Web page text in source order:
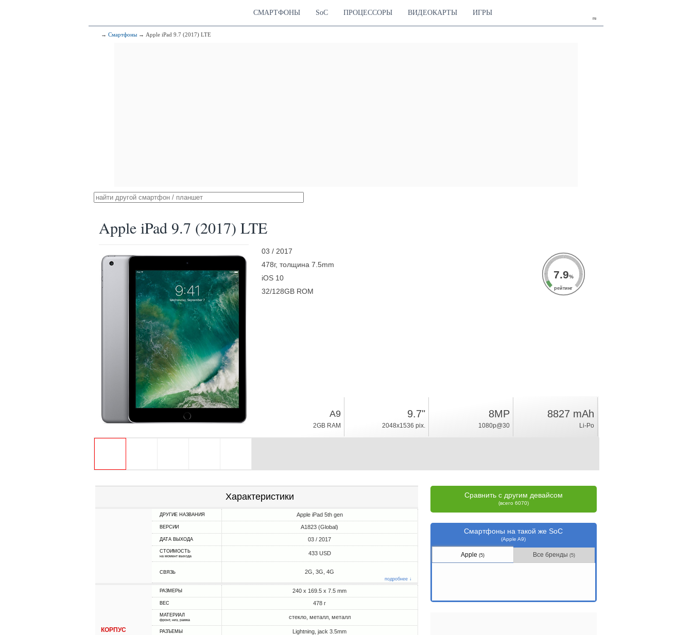
ru
СМАРТФОНЫ SoC ПРОЦЕССОРЫ ВИДЕОКАРТЫ ИГРЫ
→ Смартфоны → Apple iPad 9.7 (2017) LTE
Apple iPad 9.7 (2017) LTE
03 / 2017
478г, толщина 7.5mm
iOS 10
32/128GB ROM
7.9%
рейтинг
A9
2GB RAM
9.7"
2048x1536 pix.
8MP
1080p@30
8827 mAh
Li-Po
Характеристики
ДРУГИЕ НАЗВАНИЯ Apple iPad 5th gen
ВЕРСИИ A1823 (Global)
ДАТА ВЫХОДА 03 / 2017
СТОИМОСТЬ
на момент выхода 433 USD
СВЯЗЬ 2G, 3G, 4G
подробнее ↓
КОРПУС
РАЗМЕРЫ 240 x 169.5 x 7.5 mm
ВЕС 478 г
МАТЕРИАЛ
фронт, низ, рамка стекло, металл, металл
РАЗЪЕМЫ Lightning, jack 3.5mm
Сравнить с другим девайсом
(всего 6070)
Смартфоны на такой же SoC
(Apple A9)
Apple(5) Все бренды(5)